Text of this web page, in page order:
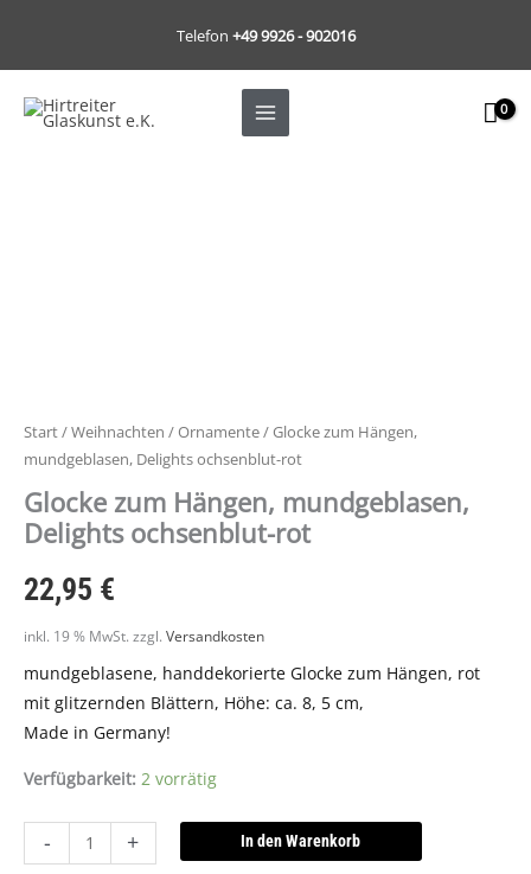
springen
Telefon +49 9926 - 902016
Start/Weihnachten /Ornamente/ Glocke zum Hängen,
mundgeblasen, Delights ochsenblut-rot
Glocke zum Hängen, mundgeblasen,
Delights ochsenblut-rot
22,95 €
inkl. 19 % MwSt. zzgl. Versandkosten
mundgeblasene, handdekorierte Glocke zum Hängen, rot
mit glitzernden Blättern, Höhe: ca. 8, 5 cm,
Made in Germany!
Verfügbarkeit: 2 vorrätig
- + In den Warenkorb